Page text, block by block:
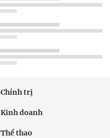
Chính trị
Kinh doanh
Thể thao